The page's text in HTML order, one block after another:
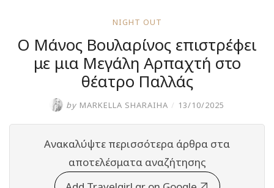
NIGHT OUT
Ο Μάνος Βουλαρίνος επιστρέφει
με μια Μεγάλη Αρπαχτή στο
θέατρο Παλλάς
by MARKELLA SHARAIHA / 13/10/2025
Ανακαλύψτε περισσότερα άρθρα στα
αποτελέσματα αναζήτησης